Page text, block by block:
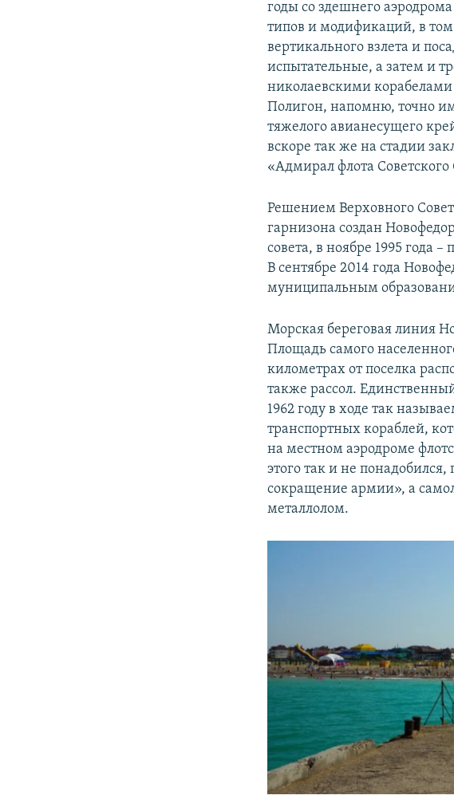
годы со здешнего
типов и модификаций, в
вертикального взлета и
испытательные, а затем и
николаевскими
Полигон, напомню, точно
тяжелого авианесущего
вскоре так же на стадии
«Адмирал флота
Решением Верховного
гарнизона создан
совета, в ноябре 1995 года
В сентябре 2014 года
муниципальным
Морская береговая линия
Площадь самого
километрах от поселка
также рассол.
1962 году в ходе так
транспортных кораблей,
на местном аэродроме
этого так и не
сокращение армии», а
металлолом.